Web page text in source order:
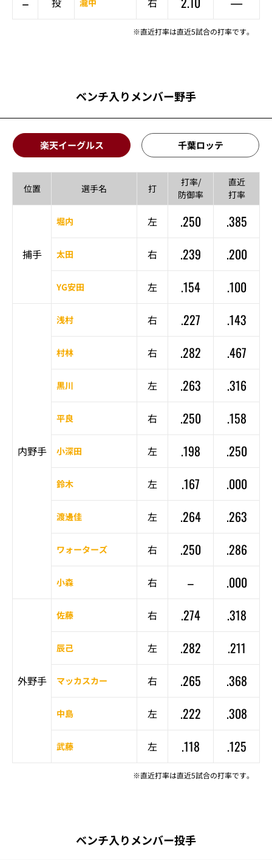
※直近打率は直近5試合の打率です。
ベンチ入りメンバー野手
楽天イーグルス 千葉ロッテ
位置 選手名 打
打率/
防御率
直近
打率
捕手
堀内 左 .250 .385
太田 右 .239 .200
YG安田 左 .154 .100
内野手
浅村 右 .227 .143
村林 右 .282 .467
黒川 左 .263 .316
平良 右 .250 .158
小深田 左 .198 .250
鈴木 左 .167 .000
渡邊佳 左 .264 .263
ワォーターズ 右 .250 .286
小森 右 – .000
外野手
佐藤 右 .274 .318
辰己 左 .282 .211
マッカスカー 右 .265 .368
中島 左 .222 .308
武藤 左 .118 .125
※直近打率は直近5試合の打率です。
ベンチ入りメンバー投手